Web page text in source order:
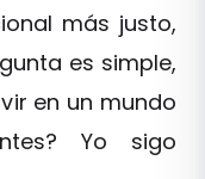
más justo,
es simple,
en un mundo
Yo sigo